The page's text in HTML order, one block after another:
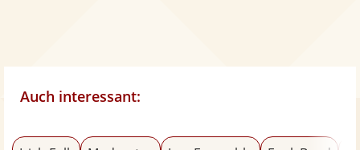
Auch interessant: